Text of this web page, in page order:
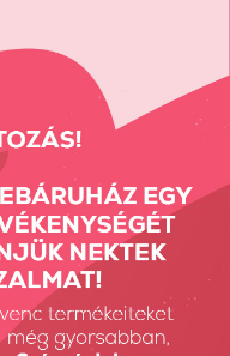
Következő termék